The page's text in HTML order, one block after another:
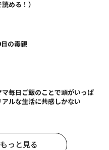
める！）
の毒親
毎日ご飯のことで頭がいっぱ
ルな生活に共感しかない
っと見る